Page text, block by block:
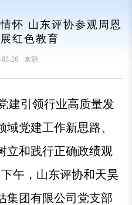
怀 山东评协参观周恩
红色教育
03-26 来源:
建引领行业高质量发
党建工作新思路、
立和践行正确政绩观
午，山东评协和天昊
集团有限公司党支部